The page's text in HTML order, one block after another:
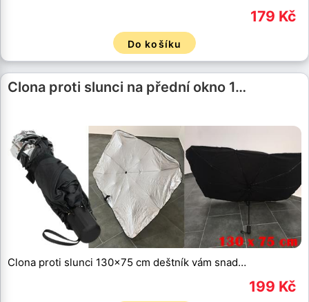
179 Kč
Do košíku
Clona proti slunci na přední okno 1…
Clona proti slunci 130x75 cm deštník vám snad…
199 Kč